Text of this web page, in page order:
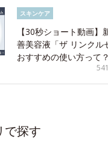
スキンケア
【30秒ショート動画】
善美容液「ザ リンクル
おすすめの使い方って？
で探す